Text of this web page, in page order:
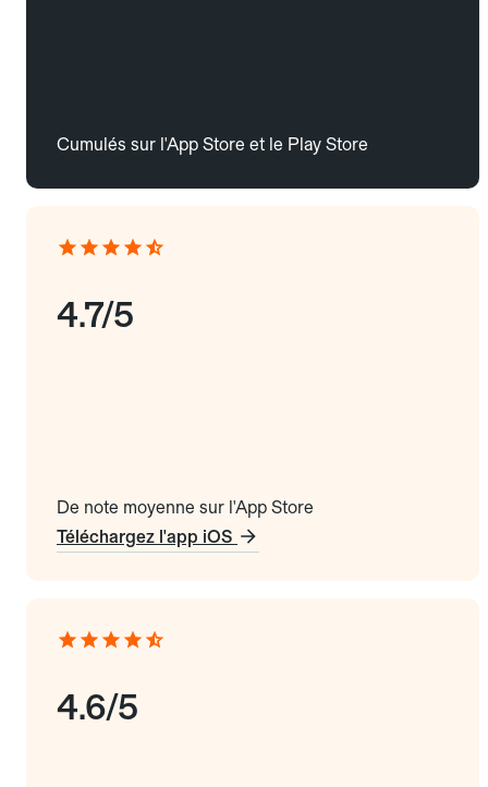
Cumulés sur l'App Store et le Play Store
4.7/5
De note moyenne sur l'App Store
Téléchargez l'app iOS
4.6/5